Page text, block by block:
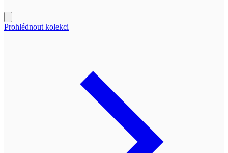
Prohlédnout kolekci